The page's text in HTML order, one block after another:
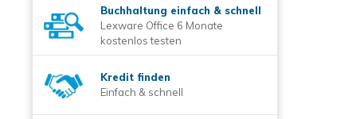
Buchhaltung einfach & schnell
Lexware Office 6 Monate
kostenlos testen
Kredit finden
Einfach & schnell